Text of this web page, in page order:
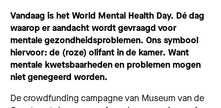
Vandaag is het World Mental Health Day. Dé dag
waarop er aandacht wordt gevraagd voor
mentale gezondheidsproblemen. Ons symbool
hiervoor: de (roze) olifant in de kamer. Want
mentale kwetsbaarheden en problemen mogen
niet genegeerd worden.
Decrowdfunding campagne van Museum van de